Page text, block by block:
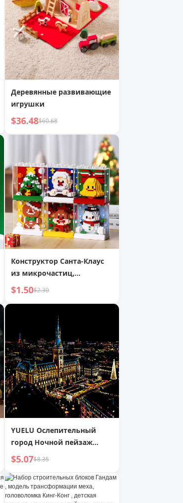
Деревянные развивающие
игрушки
$36.48$60.68
Конструктор Санта-Клаус
из микрочастиц,
совместимый с LEGO,
сборные игрушки
$1.50$2.30
YUELU Ослепительный
город Ночной пейзаж
Города Скретч-живопись
Творческая DIY Ручная
Работа Скретч-живопись
$5.07$8.35